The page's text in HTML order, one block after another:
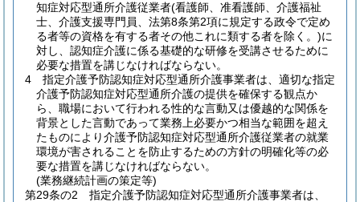
知症対応型通所介護従業者(看護師、准看護師、介護福祉
士、介護支援専門員、法第8条第2項に規定する政令で定め
る者等の資格を有する者その他これに類する者を除く。)に
対し、認知症介護に係る基礎的な研修を受講させるために
必要な措置を講じなければならない。
4
指定介護予防認知症対応型通所介護事業者は、適切な指定
介護予防認知症対応型通所介護の提供を確保する観点か
ら、職場において行われる性的な言動又は優越的な関係を
背景とした言動であって業務上必要かつ相当な範囲を超え
たものにより介護予防認知症対応型通所介護従業者の就業
環境が害されることを防止するための方針の明確化等の必
要な措置を講じなければならない。
(業務継続計画の策定等)
第29条の2
指定介護予防認知症対応型通所介護事業者は、